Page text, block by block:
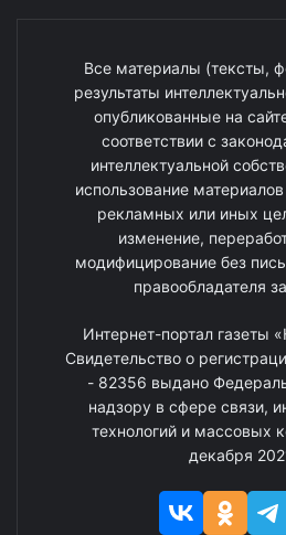
Все материалы (тексты,
результаты
опубликованные на
соответствии с
интеллектуальной
использование
рекламных или иных
изменение,
модифицирование без
правообладателя
Интернет-портал газеты
Свидетельство о
- 82356 выдано
надзору в сфере связи,
технологий и массовых
декабря